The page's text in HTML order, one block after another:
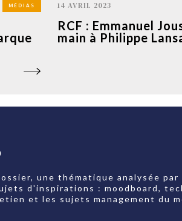
MÉDIAS 14 AVRIL 2023
RCF : Emmanuel
main à Philippe
une thématique analysée par
d'inspirations : moodboard,
et les sujets management du